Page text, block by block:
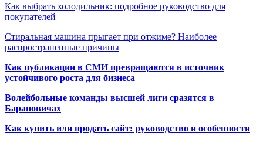
Как выбрать холодильник: подробное руководство для
покупателей
Стиральная машина прыгает при отжиме? Наиболее
распространенные причины
Как публикации в СМИ превращаются в источник
устойчивого роста для бизнеса
Волейбольные команды высшей лиги сразятся в
Барановичах
Как купить или продать сайт: руководство и особенности